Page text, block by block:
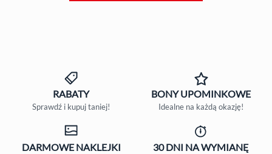
RABATY
Sprawdź i kupuj taniej!
BONYUPOMINKOWE
Idealne na każdą okazję!
DARMOWENAKLEJKI 30 DNI NA WYMIANĘ